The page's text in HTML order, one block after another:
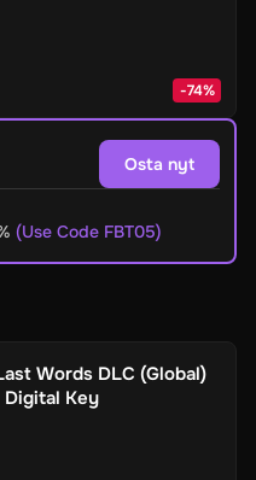
-74%
Osta nyt
(Use Code FBT05)
Words DLC (Global)
Key